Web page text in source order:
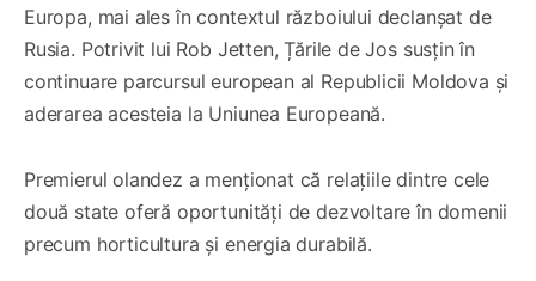
Europa, mai ales în contextul războiului declanșat de
Rusia. Potrivit lui Rob Jetten, Țările de Jos susțin în
continuare parcursul european al Republicii Moldova și
aderarea acesteia la Uniunea Europeană.
Premierul olandez a menționat că relațiile dintre cele
două state oferă oportunități de dezvoltare în domenii
precum horticultura și energia durabilă.